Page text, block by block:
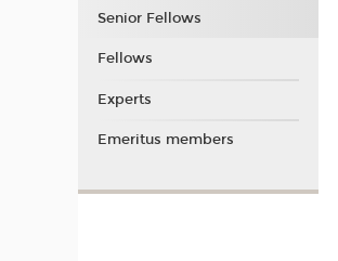
Senior Fellows
Fellows
Experts
Emeritus members